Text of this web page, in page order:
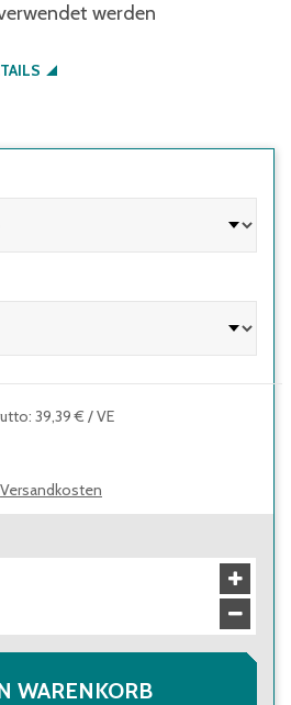
werden
: 39,39 € /VE
Versandkosten
WARENKORB